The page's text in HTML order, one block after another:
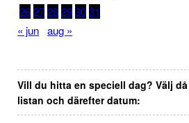
26 27 28 29 30 31
« jun aug »
Vill du hitta en speciell dag? Välj
listan och därefter datum: